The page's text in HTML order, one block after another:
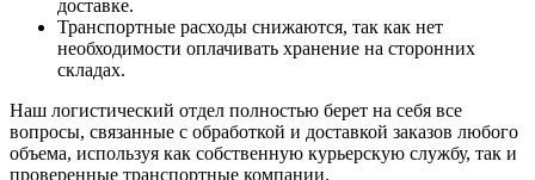
доставке.
Транспортные расходы снижаются, так как нет
необходимости оплачивать хранение на сторонних
складах.
Наш логистический отдел полностью берет на себя все
вопросы, связанные с обработкой и доставкой заказов любого
объема, используя как собственную курьерскую службу, так и
проверенные транспортные компании.